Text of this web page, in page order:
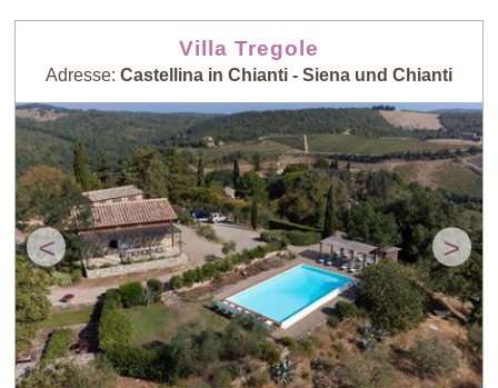
Villa Tregole
Adresse: Castellina in Chianti - Siena und Chianti
< >